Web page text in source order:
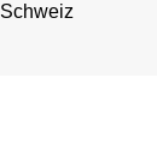
Schweiz